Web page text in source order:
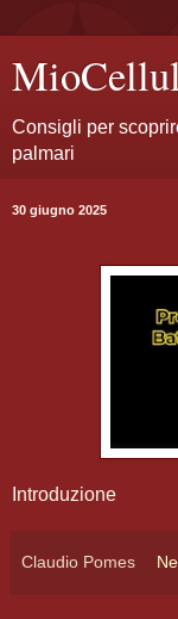
Consigli per
palmari
30 giugno 2025
Introduzione
Claudio Pomes